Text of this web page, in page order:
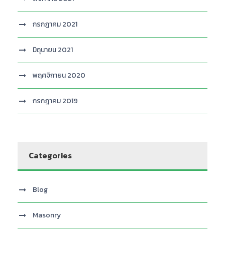
กรกฎาคม 2021
มิถุนายน 2021
พฤศจิกายน 2020
กรกฎาคม 2019
Categories
Blog
Masonry